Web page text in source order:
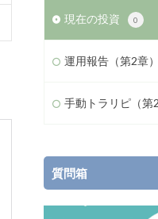
現在の投資 0
運用報告（第2章）
手動トラリピ（第2
質問箱